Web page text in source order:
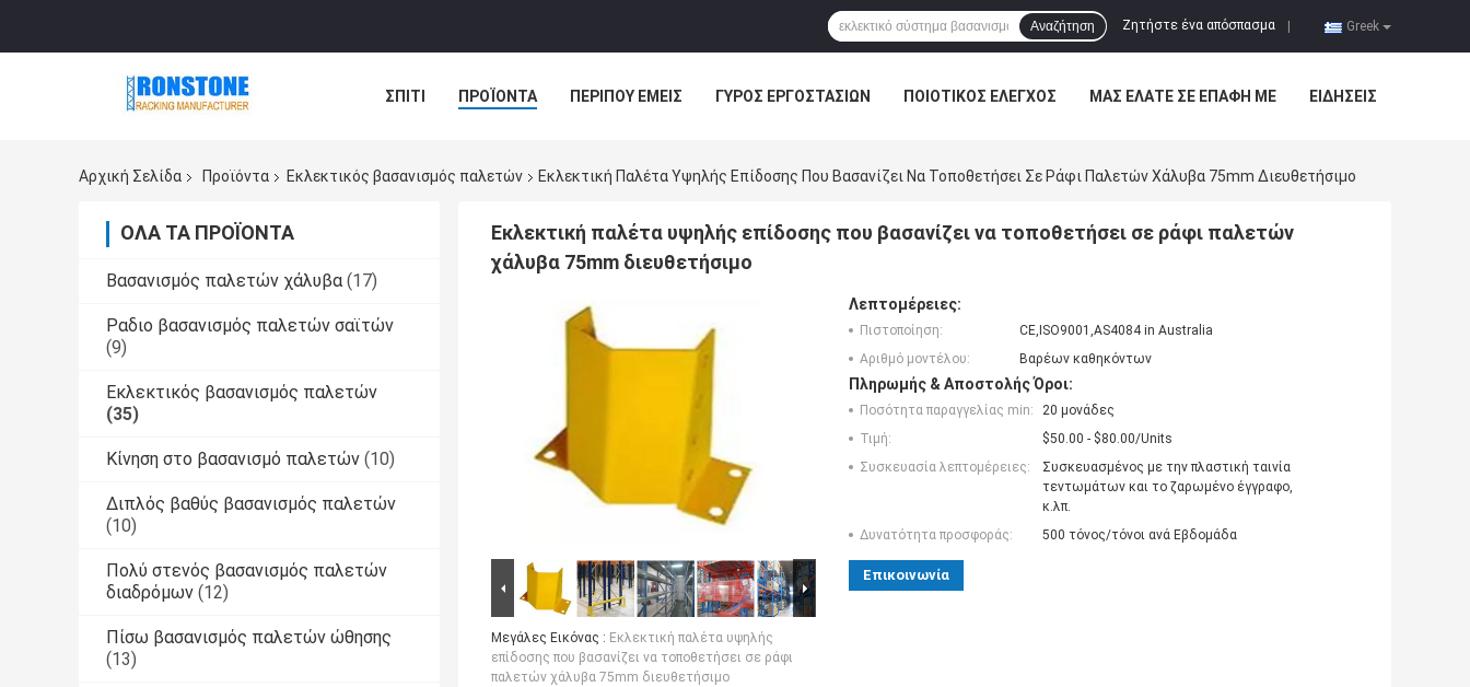
Greek
Ζητήστε ένα απόσπασμα
Αναζήτηση
ΣΠΊΤΙ ΠΡΟΪΌΝΤΑ ΠΕΡΊΠΟΥ ΕΜΕΊΣ ΓΎΡΟΣ ΕΡΓΟΣΤΑΣΊΩΝ ΠΟΙΟΤΙΚΌΣ ΈΛΕΓΧΟΣ ΜΑΣ ΕΛΆΤΕ ΣΕ ΕΠΑΦΉ ΜΕ ΕΙΔΉΣΕΙΣ
Αρχική Σελίδα
Προϊόντα Εκλεκτικός βασανισμός παλετών Εκλεκτική Παλέτα Υψηλής Επίδοσης Που Βασανίζει Να Τοποθετήσει Σε Ράφι Παλετών Χάλυβα 75mm Διευθετήσιμο
ΌΛΑ ΤΑ ΠΡΟΪΌΝΤΑ
Βασανισμός παλετών χάλυβα (17)
Ραδιο βασανισμός παλετών σαϊτών
(9)
Εκλεκτικός βασανισμός παλετών
(35)
Κίνηση στο βασανισμό παλετών (10)
Διπλός βαθύς βασανισμός παλετών
(10)
Πολύ στενός βασανισμός παλετών
διαδρόμων (12)
Πίσω βασανισμός παλετών ώθησης
(13)
Εκλεκτική παλέτα υψηλής επίδοσης που βασανίζει να τοποθετήσει σε ράφι παλετών
χάλυβα 75mm διευθετήσιμο
Μεγάλες Εικόνας : Εκλεκτική παλέτα υψηλής
επίδοσης που βασανίζει να τοποθετήσει σε ράφι
παλετών χάλυβα 75mm διευθετήσιμο
Λεπτομέρειες:
Πιστοποίηση:
CE,ISO9001,AS4084 in Australia
Αριθμό μοντέλου:
Βαρέων καθηκόντων
Πληρωμής & Αποστολής Όροι:
Ποσότητα παραγγελίας min:
20 μονάδες
Τιμή:
$50.00 - $80.00/Units
Συσκευασία λεπτομέρειες:
Συσκευασμένος με την πλαστική ταινία
τεντωμάτων και το ζαρωμένο έγγραφο,
κ.λπ.
Δυνατότητα προσφοράς:
500 τόνος/τόνοι ανά Εβδομάδα
Επικοινωνία